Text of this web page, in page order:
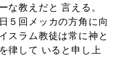
な教えだと 言える。
５回メッカの方角に向
スラム教徒は常に神と
律して いると申し上